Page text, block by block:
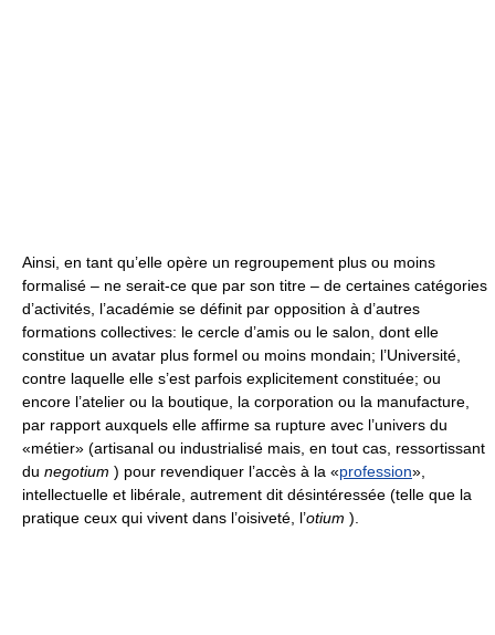
Ainsi, en tant qu’elle opère un regroupement plus ou moins
formalisé – ne serait-ce que par son titre – de certaines catégories
d’activités, l’académie se définit par opposition à d’autres
formations collectives: le cercle d’amis ou le salon, dont elle
constitue un avatar plus formel ou moins mondain; l’Université,
contre laquelle elle s’est parfois explicitement constituée; ou
encore l’atelier ou la boutique, la corporation ou la manufacture,
par rapport auxquels elle affirme sa rupture avec l’univers du
«métier» (artisanal ou industrialisé mais, en tout cas, ressortissant
du negotium ) pour revendiquer l’accès à la «profession»,
intellectuelle et libérale, autrement dit désintéressée (telle que la
pratique ceux qui vivent dans l’oisiveté, l’otium ).